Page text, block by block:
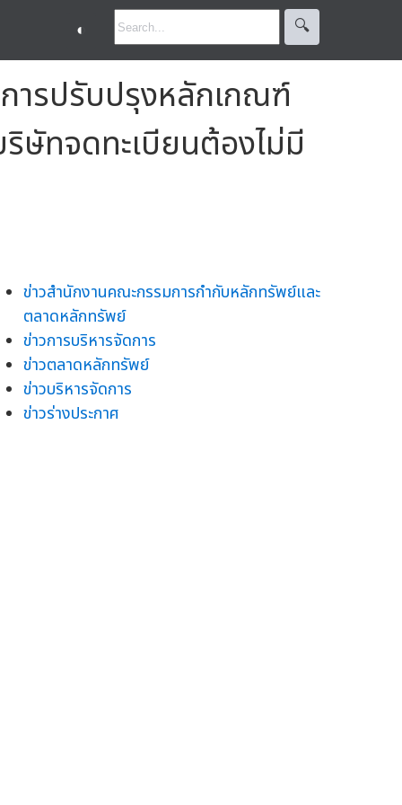
◐ 🔍︎
ารปรับปรุงหลักเกณฑ์
ษัทจดทะเบียนต้องไม่มี
ข่าวสำนักงานคณะกรรมการกำกับหลักทรัพย์และ
ตลาดหลักทรัพย์
ข่าวการบริหารจัดการ
ข่าวตลาดหลักทรัพย์
ข่าวบริหารจัดการ
ข่าวร่างประกาศ